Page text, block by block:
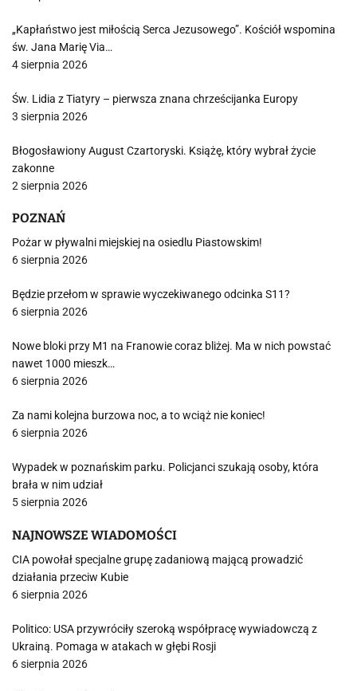
„Kapłaństwo jest miłością Serca Jezusowego”. Kościół wspomina
św. Jana Marię Via…
4 sierpnia 2026
Św. Lidia z Tiatyry – pierwsza znana chrześcijanka Europy
3 sierpnia 2026
Błogosławiony August Czartoryski. Książę, który wybrał życie
zakonne
2 sierpnia 2026
POZNAŃ
Pożar w pływalni miejskiej na osiedlu Piastowskim!
6 sierpnia 2026
Będzie przełom w sprawie wyczekiwanego odcinka S11?
6 sierpnia 2026
Nowe bloki przy M1 na Franowie coraz bliżej. Ma w nich powstać
nawet 1000 mieszk…
6 sierpnia 2026
Za nami kolejna burzowa noc, a to wciąż nie koniec!
6 sierpnia 2026
Wypadek w poznańskim parku. Policjanci szukają osoby, która
brała w nim udział
5 sierpnia 2026
NAJNOWSZE WIADOMOŚCI
CIA powołał specjalne grupę zadaniową mającą prowadzić
działania przeciw Kubie
6 sierpnia 2026
Politico: USA przywróciły szeroką współpracę wywiadowczą z
Ukrainą. Pomaga w atakach w głębi Rosji
6 sierpnia 2026